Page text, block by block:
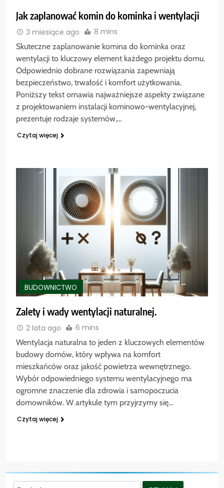
Jak zaplanować komin do kominka i wentylacji
3 miesiące ago 8 mins
Skuteczne zaplanowanie komina do kominka oraz
wentylacji to kluczowy element każdego projektu domu.
Odpowiednio dobrane rozwiązania zapewniają
bezpieczeństwo, trwałość i komfort użytkowania.
Poniższy tekst omawia najważniejsze aspekty związane
z projektowaniem instalacji kominowo-wentylacyjnej,
prezentuje rodzaje systemów,…
Czytaj więcej
BUDOWNICTWO
Zalety i wady wentylacji naturalnej.
2 lata ago 6 mins
Wentylacja naturalna to jeden z kluczowych elementów
budowy domów, który wpływa na komfort
mieszkańców oraz jakość powietrza wewnętrznego.
Wybór odpowiedniego systemu wentylacyjnego ma
ogromne znaczenie dla zdrowia i samopoczucia
domowników. W artykule tym przyjrzymy się…
Czytaj więcej